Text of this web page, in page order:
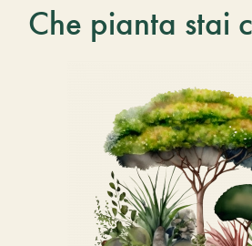
Che pianta stai